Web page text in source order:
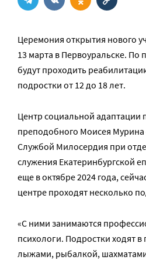
Церемония открытия нового
13 марта в Первоуральске. По
будут проходить
подростки от 12 до 18 лет.
Центр социальной адаптации
преподобного Моисея Мурина
Службой Милосердия при
служения Екатеринбургской
еще в октябре 2024 года,
центре проходят несколько
«С ними занимаются
психологи. Подростки ходят
лыжами, рыбалкой,